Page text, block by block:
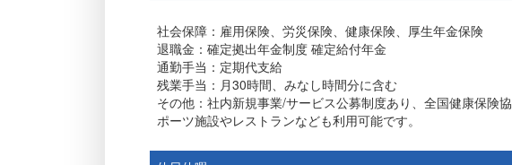
社会保障：雇用保険、労災保険、健康保険、厚生年金保険
退職金：確定拠出年金制度 確定給付年金
通勤手当：定期代支給
残業手当：月30時間、みなし時間分に含む
その他：社内新規事業/サービス公募制度あり、全国健康保険
ポーツ施設やレストランなども利用可能です。